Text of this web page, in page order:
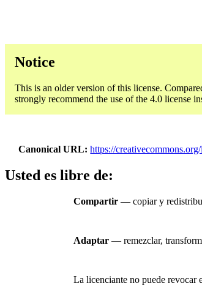
Notice
This is an older version of this license.
strongly recommend the use of the 4.0 license
Canonical URL https://
Usted es libre de:
Compartir — copiar y
Adaptar — remezclar,
La licenciante no puede revocar